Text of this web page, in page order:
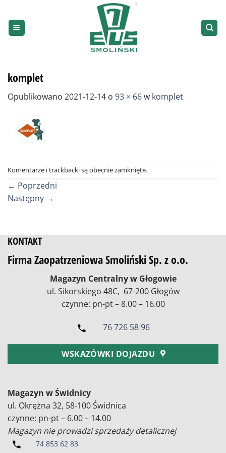
do
zawartości
komplet
Opublikowano 2021-12-14 o 93 × 66w komplet
Komentarze i trackbacki są obecnie zamknięte.
← Poprzedni
Następny →
KONTAKT
Firma Zaopatrzeniowa Smoliński Sp. z o.o.
Magazyn Centralny w Głogowie
ul. Sikorskiego 48C, 67-200 Głogów
czynne: pn-pt – 8.00 – 16.00
76 726 58 96
WSKAZÓWKI DOJAZDU
Magazyn w Świdnicy
ul. Okrężna 32, 58-100 Świdnica
czynne: pn-pt – 6.00 – 14.00
Magazyn nie prowadzi sprzedaży detalicznej
74 853 62 83